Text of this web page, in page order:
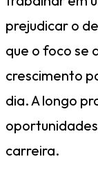
prejudicar o
que o foco se
crescimento
dia. A longo
carreira.